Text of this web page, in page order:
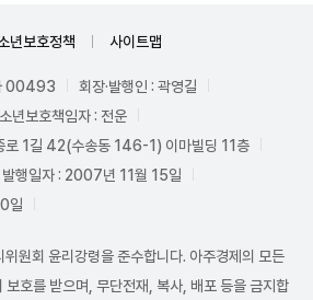
년보호정책 사이트맵
00493
회장·발행인 : 곽영길
년보호책임자 : 전운
로 1길 42(수송동 146-1) 이마빌딩 11층
발행일자 : 2007년 11월 15일
일
원회 윤리강령을 준수합니다. 아주경제의 모든
호를 받으며, 무단전재, 복사, 배포 등을 금지합